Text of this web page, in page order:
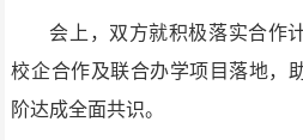
会上，双方就积极落实合作
校企合作及联合办学项目落地，
阶达成全面共识。